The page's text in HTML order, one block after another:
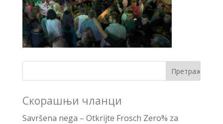
Скорашњи чланци
Savršena nega – Otkrijte Frosch Zero% za